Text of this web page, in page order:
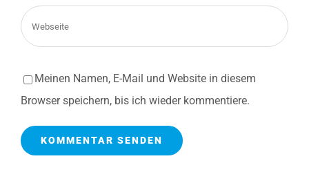
Meinen Namen, E-Mail und Website in diesem
Browser speichern, bis ich wieder kommentiere.